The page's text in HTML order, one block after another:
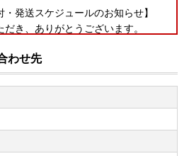
・発送スケジュールのお知らせ】
き、ありがとうございます。
みをいただきます。
業者のお休みにより発送時期は異な
は8月17日以降の発送となる場合が
うお願いいたします。
わせ先